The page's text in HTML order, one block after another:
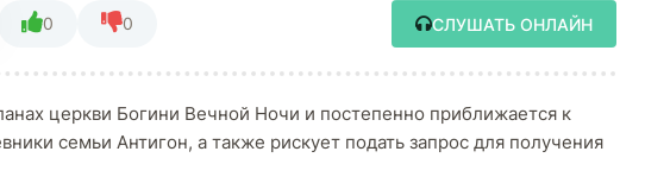
0 0 СЛУШАТЬ ОНЛАЙН
церкви Богини Вечной Ночи и постепенно приближается к
семьи Антигон, а также рискует подать запрос для получения